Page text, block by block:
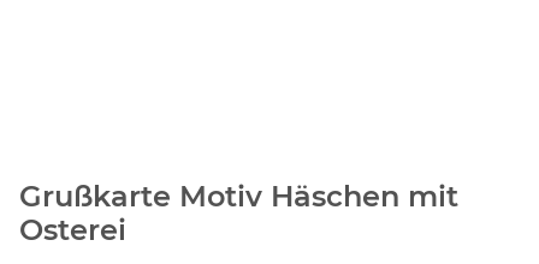
Grußkarte Motiv Häschen mit
Osterei